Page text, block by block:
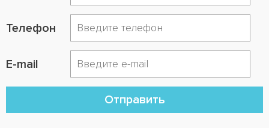
Телефон
E-mail
Отправить